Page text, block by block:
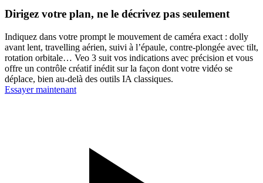
Dirigez votre plan, ne le décrivez pas seulement
Indiquez dans votre prompt le mouvement de caméra exact : dolly
avant lent, travelling aérien, suivi à l’épaule, contre‑plongée avec tilt,
rotation orbitale… Veo 3 suit vos indications avec précision et vous
offre un contrôle créatif inédit sur la façon dont votre vidéo se
déplace, bien au‑delà des outils IA classiques.
Essayer maintenant